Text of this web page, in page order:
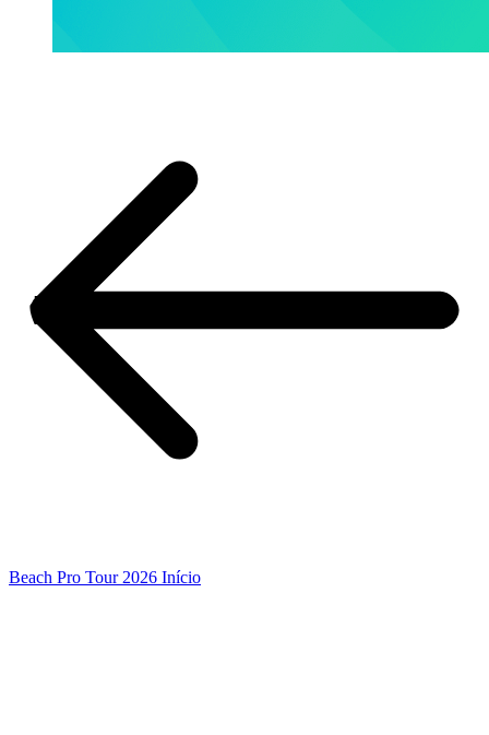
Beach Pro Tour 2026 Início